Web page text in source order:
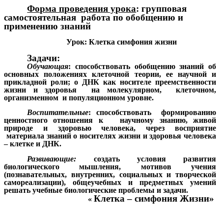
Форма проведения урока: групповая
самостоятельная работа по обобщению и
применению знаний
Урок: Клетка симфония жизни
Задачи:
Обучающая: способствовать обобщению знаний об
основных положениях клеточной теории, ее научной и
прикладной роли; о ДНК как носителе преемственности
жизни и здоровья на молекулярном, клеточном,
организменном и популяционном уровне.
Воспитательные: способствовать формированию
ценностного отношения к научному знанию, живой
природе и здоровью человека, через восприятие
материала знаний о носителях жизни и здоровья человека
– клетке и ДНК.
Развивающие: создать условия развития
биологического мышления, мотивов учения
(познавательных, внутренних, социальных и творческой
самореализации), общеучебных и предметных умений
решать учебные биологические проблемы и задачи.
« Клетка – симфония Жизни»